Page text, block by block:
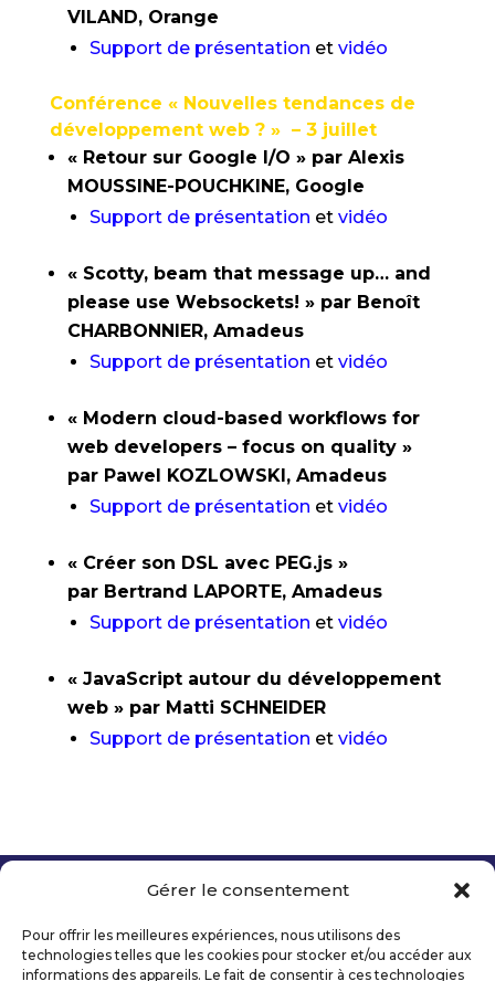
Gérer le consentement
Pour offrir les meilleures expériences, nous utilisons des
technologies telles que les cookies pour stocker et/ou accéder aux
informations des appareils. Le fait de consentir à ces technologies
VILAND, Orange
Support de présentation et vidéo
Conférence « Nouvelles tendances de
développement web ? » – 3 juillet
« Retour sur Google I/O » par Alexis
MOUSSINE-POUCHKINE, Google
Support de présentation et vidéo
« Scotty, beam that message up… and
please use Websockets! » par Benoît
CHARBONNIER, Amadeus
Support de présentation et vidéo
« Modern cloud-based workflows for
web developers – focus on quality »
par Pawel KOZLOWSKI, Amadeus
Support de présentation et vidéo
« Créer son DSL avec PEG.js »
par Bertrand LAPORTE, Amadeus
Support de présentation et vidéo
« JavaScript autour du développement
web » par Matti SCHNEIDER
Support de présentation et vidéo
Mentions légales
Politique de confidentialité